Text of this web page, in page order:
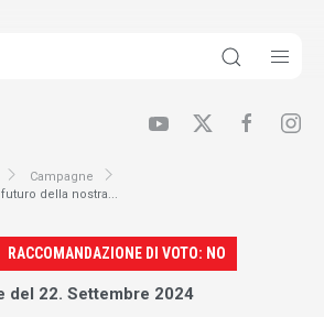
Campagne
della nostra...
RACCOMANDAZIONE DI VOTO: NO
del 22. Settembre 2024